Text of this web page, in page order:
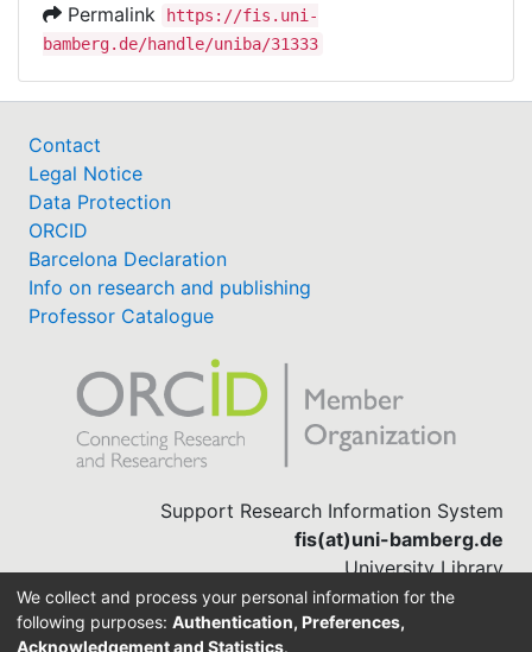
Permalink
https://fis.uni-
bamberg.de/handle/uniba/31333
Contact
Legal Notice
Data Protection
ORCID
Barcelona Declaration
Info on research and publishing
Professor Catalogue
Support Research Information System
fis(at)uni-bamberg.de
University Library
(0951) 863-1568
We collect and process your personal information for the
following purposes: Authentication, Preferences,
Acknowledgement and Statistics.